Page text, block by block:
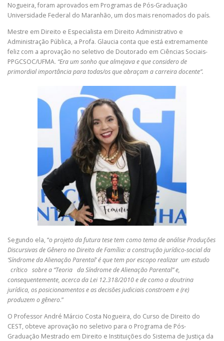
Nogueira, foram aprovados em Programas de Pós-Graduação
Universidade Federal do Maranhão, um dos mais renomados do país.
Mestre em Direito e Especialista em Direito Administrativo e
Administração Pública, a Profa. Glaucia conta que está extremamente
feliz com a aprovação no seletivo de Doutorado em Ciências Sociais-
PPGCSOC/UFMA. “Era um sonho que almejava e que considero de
primordial importância para todas/os que abraçam a carreira docente”.
Segundo ela, “o projeto da futura tese tem como tema de análise Produções
Discursivas de Gênero no Direito de Família: a construção jurídico-social da
‘Síndrome da Alienação Parental’ é que tem por escopo realizar um estudo
crítico sobrea “Teoria da Síndrome de Alienação Parental” e,
consequentemente, acerca da Lei 12.318/2010 e de como a doutrina
jurídica, os posicionamentos e as decisões judiciais constroem e (re)
produzem o gênero.”
O Professor André Márcio Costa Nogueira, do Curso de Direito do
CEST, obteve aprovação no seletivo para o Programa de Pós-
Graduação Mestrado em Direito e Instituições do Sistema de Justiça da